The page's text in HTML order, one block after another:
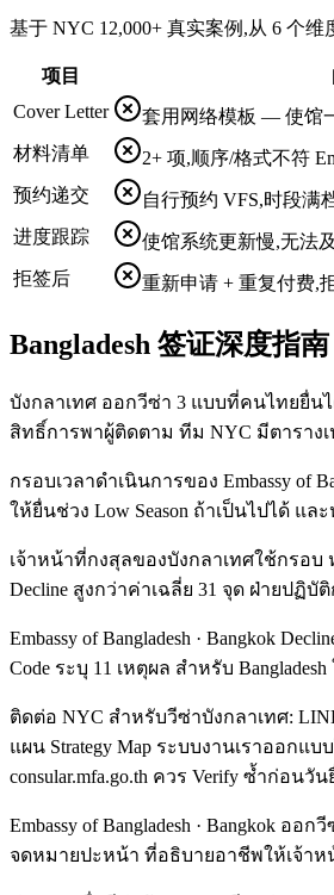
基于 NYC 12,000+ 真实案例,从 6 个维
项目
Cover Letter
套用网络模板 — 使馆
材料清单
2+ 项,顺序/格式不符
预约递交
自行预约 VFS,时段满
进度跟踪
使馆系统更新慢,无法
拒签后
重新申请 + 重复付费,
Bangladesh 签证深度指
บังกลาเทศ ออกวีซ่า 3 แบบที่คนไทยยื่นไ
สิทธิ์การพาผู้ติดตาม ทีม NYC มีตาราง
กรอบเวลาดำเนินการของ Embassy of
ให้ยื่นช่วง Low Season ถ้าเป็นไปได้ แ
เจ้าหน้าที่กงสุลของบังกลาเทศใช้กรอบ
Decline สูงกว่าค่าเฉลี่ย 31 จุด ฝ่ายปฏิบั
Embassy of Bangladesh · Bangkok
Code ระบุ 11 เหตุผล สำหรับ
ติดต่อ NYC สำหรับวีซ่าบังกลาเทศ:
แผน Strategy Map ระบบงานเราออกแ
consular.mfa.go.th ควร Verify ซ้ำก่อนวั
Embassy of Bangladesh · Bangkok อ
จดหมายปะหน้า ที่อธิบายอาชีพให้เจ้าหน้